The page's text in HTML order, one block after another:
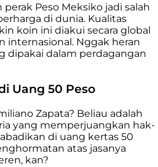
perak Peso Meksiko jadi salah
di dunia. Kualitas
koin ini diakui secara global
internasional. Nggak heran
dipakai dalam perdagangan
Uang 50 Peso
Zapata? Beliau adalah
yang memperjuangkan hak-
di uang kertas 50
atas jasanya
kan?